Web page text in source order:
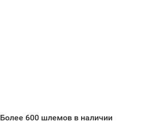
Более 600 шлемов в наличии